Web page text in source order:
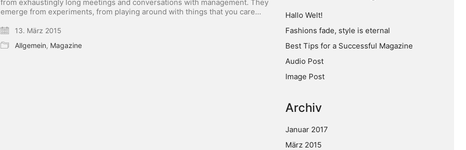
from exhaustingly long meetings and conversations with management. They
emerge from experiments, from playing around with things that you care…
13. März 2015
Allgemein, Magazine
Hallo Welt!
Fashions fade, style is eternal
Best Tips for a Successful Magazine
Audio Post
Image Post
Archiv
Januar 2017
März 2015